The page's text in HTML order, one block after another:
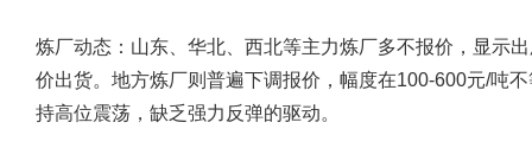
炼厂动态： 山东、华北、西北等主力炼厂多不报价，显示
价出货。地方炼厂则普遍下调报价，幅度在100-600元/吨
持高位震荡，缺乏强力反弹的驱动。